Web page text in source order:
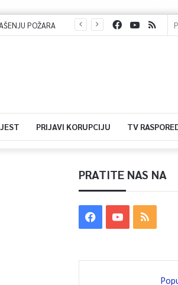
Dova za domovinu i zikir u Ratnoj džamiji: U sklopu manifestacije „Odbrana BiH – Igman 2026“ odana počast herojima
PRIJAVI KORUPCIJU TV
PRATITE NAS NA